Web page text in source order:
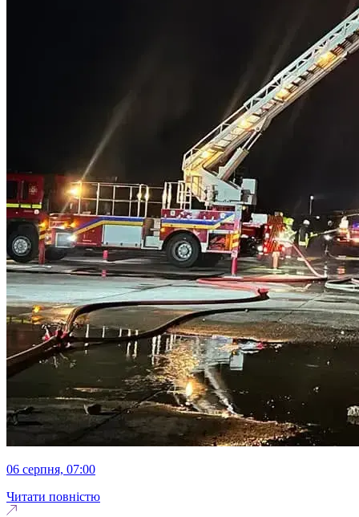
06 серпня, 07:00
Читати повністю